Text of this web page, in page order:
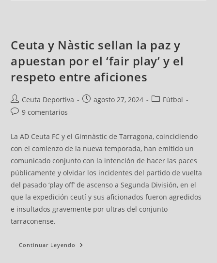
Ceuta y Nàstic sellan la paz y
apuestan por el ‘fair play’ y el
respeto entre aficiones
Ceuta Deportiva agosto 27, 2024
Fútbol
9 comentarios
La AD Ceuta FC y el Gimnàstic de Tarragona, coincidiendo
con el comienzo de la nueva temporada, han emitido un
comunicado conjunto con la intención de hacer las paces
públicamente y olvidar los incidentes del partido de vuelta
del pasado ‘play off’ de ascenso a Segunda División, en el
que la expedición ceutí y sus aficionados fueron agredidos
e insultados gravemente por ultras del conjunto
tarraconense.
Continuar Leyendo